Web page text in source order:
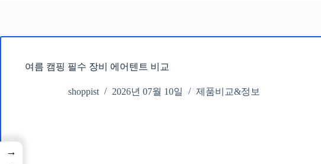
여름 캠핑 필수 장비 에어텐트 비교
shoppist 2026년 07월 10일 제품비교&정보
→